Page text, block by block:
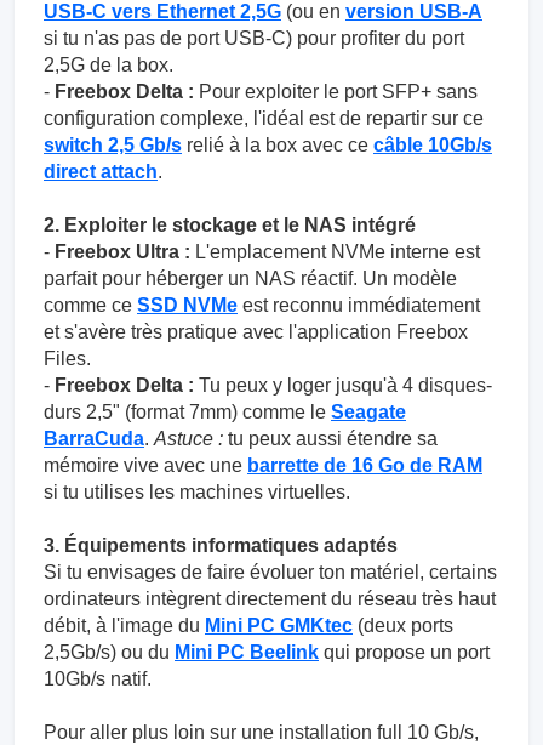
USB-C vers Ethernet 2,5G (ou en version USB-A
si tu n'as pas de port USB-C) pour profiter du port
2,5G de la box.
- Freebox Delta : Pour exploiter le port SFP+ sans
configuration complexe, l'idéal est de repartir sur ce
switch 2,5 Gb/s relié à la box avec ce câble 10Gb/s
direct attach.
2. Exploiter le stockage et le NAS intégré
- Freebox Ultra : L'emplacement NVMe interne est
parfait pour héberger un NAS réactif. Un modèle
comme ce SSD NVMe est reconnu immédiatement
et s'avère très pratique avec l'application Freebox
Files.
- Freebox Delta : Tu peux y loger jusqu'à 4 disques-
durs 2,5" (format 7mm) comme le Seagate
BarraCuda. Astuce : tu peux aussi étendre sa
mémoire vive avec une barrette de 16 Go de RAM
si tu utilises les machines virtuelles.
3. Équipements informatiques adaptés
Si tu envisages de faire évoluer ton matériel, certains
ordinateurs intègrent directement du réseau très haut
débit, à l'image du Mini PC GMKtec (deux ports
2,5Gb/s) ou du Mini PC Beelink qui propose un port
10Gb/s natif.
Pour aller plus loin sur une installation full 10 Gb/s,